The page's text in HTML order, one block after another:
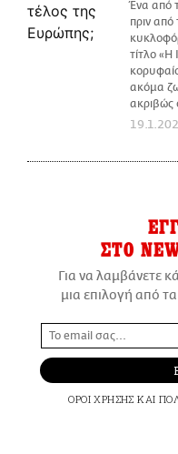
Ένα από
πριν από
τίτλο
ακόμα
ακριβώς
ΣΤΟ
Για να λαμβάνετε
μια επιλογή από
ΟΡΟΙ ΧΡΗΣΗΣ ΚΑΙ